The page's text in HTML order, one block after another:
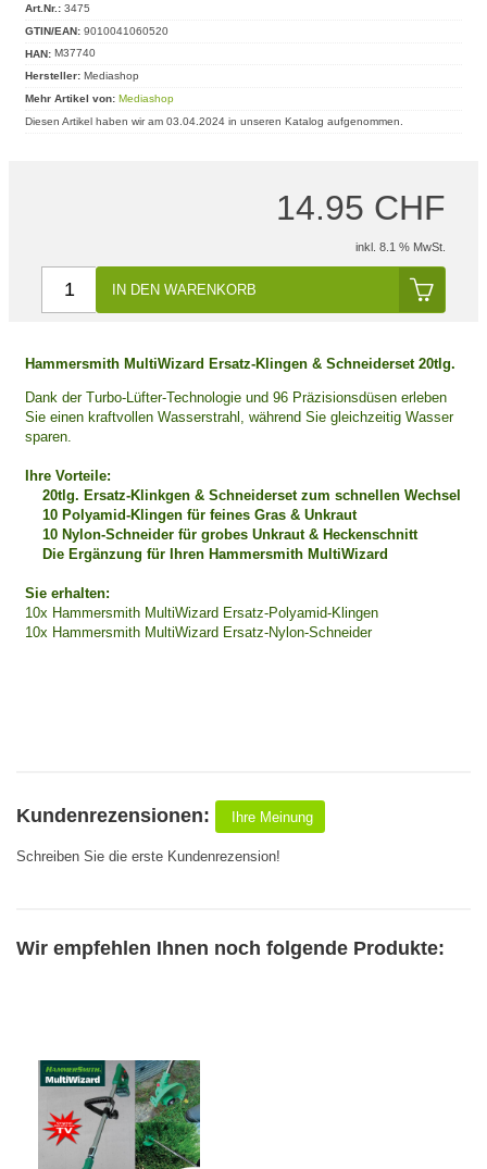
Art.Nr.: 3475
GTIN/EAN: 9010041060520
HAN: M37740
Hersteller: Mediashop
Mehr Artikel von: Mediashop
Diesen Artikel haben wir am 03.04.2024 in unseren Katalog aufgenommen.
14.95 CHF
inkl. 8.1 % MwSt.
IN DEN WARENKORB
Hammersmith MultiWizard Ersatz-Klingen & Schneiderset 20tlg.
Dank der Turbo-Lüfter-Technologie und 96 Präzisionsdüsen erleben
Sie einen kraftvollen Wasserstrahl, während Sie gleichzeitig Wasser
sparen.
Ihre Vorteile:
20tlg. Ersatz-Klinkgen & Schneiderset zum schnellen Wechsel
10 Polyamid-Klingen für feines Gras & Unkraut
10 Nylon-Schneider für grobes Unkraut & Heckenschnitt
Die Ergänzung für Ihren Hammersmith MultiWizard
Sie erhalten:
10x Hammersmith MultiWizard Ersatz-Polyamid-Klingen
10x Hammersmith MultiWizard Ersatz-Nylon-Schneider
Kundenrezensionen: Ihre Meinung
Schreiben Sie die erste Kundenrezension!
Wir empfehlen Ihnen noch folgende Produkte: